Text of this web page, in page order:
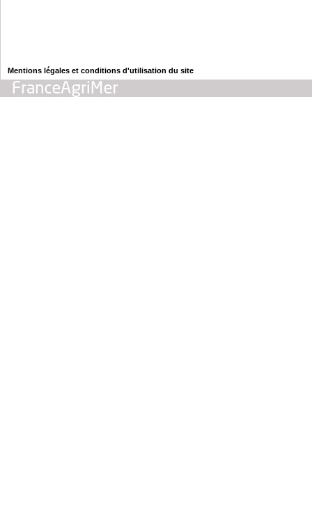
Mentions légales et conditions d'utilisation du site